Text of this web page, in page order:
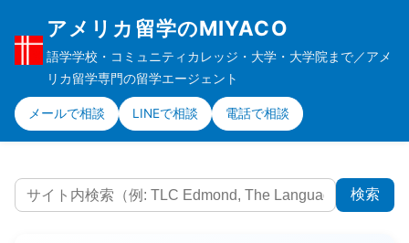
アメリカ留学のMIYACO
語学学校・コミュニティカレッジ・大学・大学院まで／アメ
リカ留学専門の留学エージェント
メールで相談 LINEで相談 電話で相談
検索